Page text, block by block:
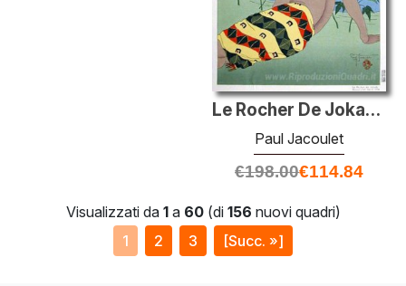
Le Rocher De Jokadj. Ponape, Est Carolines
Paul Jacoulet
€198.00€114.84
Visualizzati da 1a 60(di 156 nuovi quadri)
1
2 3 [Succ. »]